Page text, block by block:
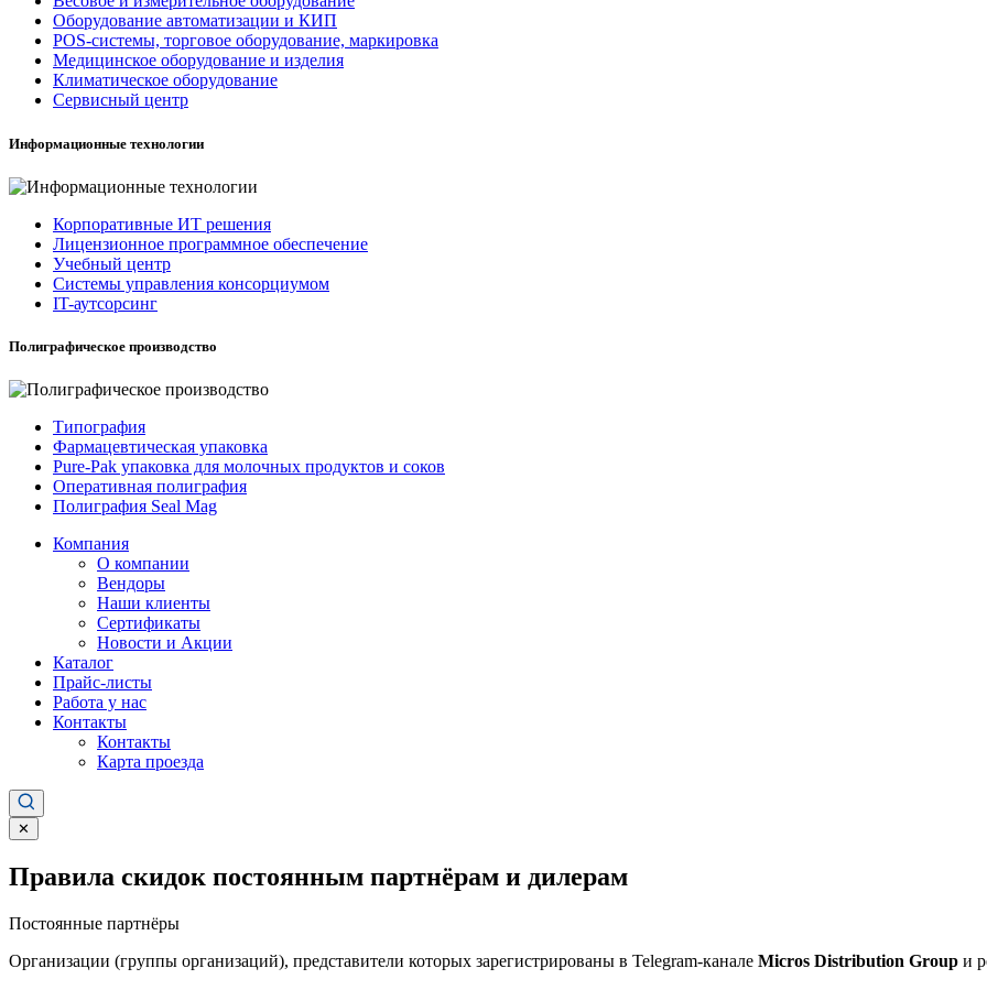
Оборудование автоматизации и КИП
POS-системы, торговое оборудование, маркировка
Медицинское оборудование и изделия
Климатическое оборудование
Сервисный центр
Информационные технологии
Корпоративные ИТ решения
Лицензионное программное обеспечение
Учебный центр
Системы управления консорциумом
IT-аутсорсинг
Полиграфическое производство
Типография
Фармацевтическая упаковка
Pure-Pak упаковка для молочных продуктов и соков
Оперативная полиграфия
Полиграфия Seal Mag
Компания
О компании
Вендоры
Наши клиенты
Сертификаты
Новости и Акции
Каталог
Прайс-листы
Работа у нас
Контакты
Контакты
Карта проезда
✕
Правила скидок постоянным партнёрам и дилерам
Постоянные партнёры
Организации (группы организаций), представители которых зарегистрированы в Telegram-канале Micros Distribution Group и